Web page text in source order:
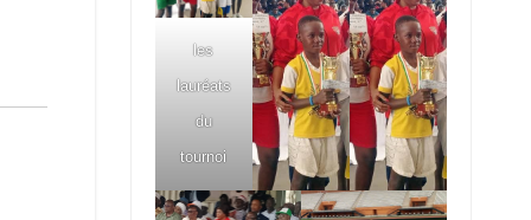
les
lauréats
du
tournoi